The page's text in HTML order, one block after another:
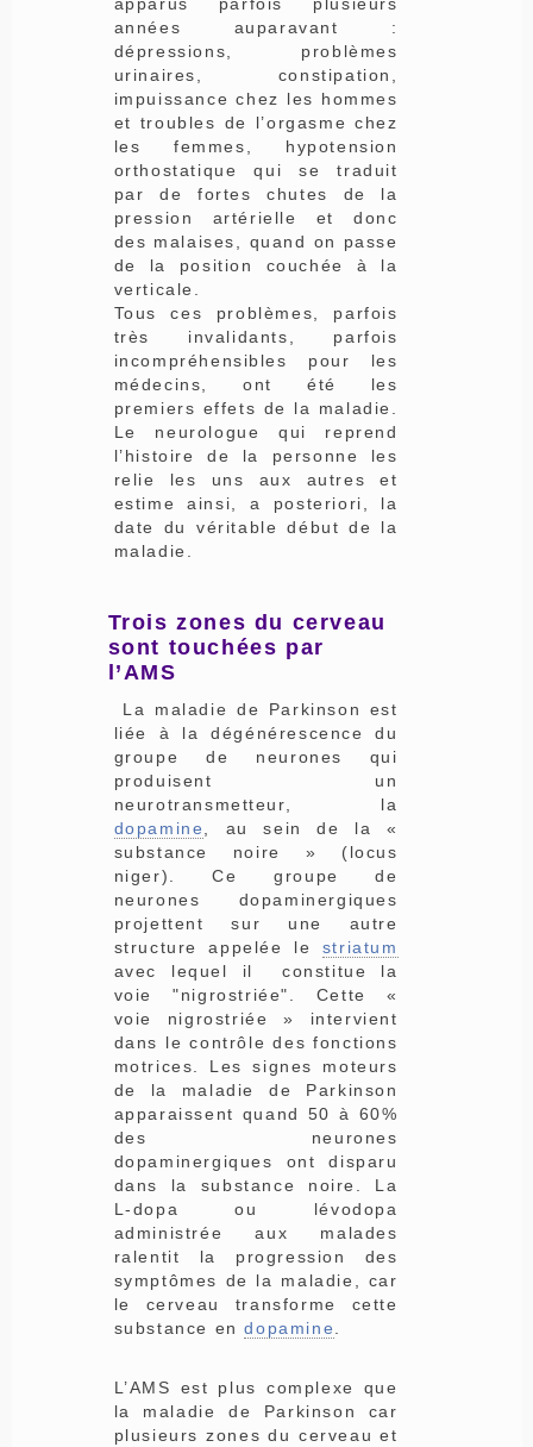
années auparavant :
dépressions, problèmes
urinaires, constipation,
impuissance chez les hommes
et troubles de l’orgasme chez
les femmes, hypotension
orthostatique qui se traduit
par de fortes chutes de la
pression artérielle et donc
des malaises, quand on passe
de la position couchée à la
verticale.
Tous ces problèmes, parfois
très invalidants, parfois
incompréhensibles pour les
médecins, ont été les
premiers effets de la maladie.
Le neurologue qui reprend
l’histoire de la personne les
relie les uns aux autres et
estime ainsi, a posteriori, la
date du véritable début de la
maladie.
Trois zones du cerveau
sont touchées par
l’AMS
La maladie de Parkinson est
liée à la dégénérescence du
groupe de neurones qui
produisent un
neurotransmetteur, la
dopamine
, au sein de la «
substance noire » (locus
niger). Ce groupe de
neurones dopaminergiques
projettent sur une autre
structure appelée le striatum
avec lequel il constitue la
voie "nigrostriée". Cette «
voie nigrostriée » intervient
dans le contrôle des fonctions
motrices. Les signes moteurs
de la maladie de Parkinson
apparaissent quand 50 à 60%
des neurones
dopaminergiques ont disparu
dans la substance noire. La
L-dopa ou lévodopa
administrée aux malades
ralentit la progression des
symptômes de la maladie, car
le cerveau transforme cette
substance endopamine
L’AMS est plus complexe que
la maladie de Parkinson car
plusieurs zones du cerveau et